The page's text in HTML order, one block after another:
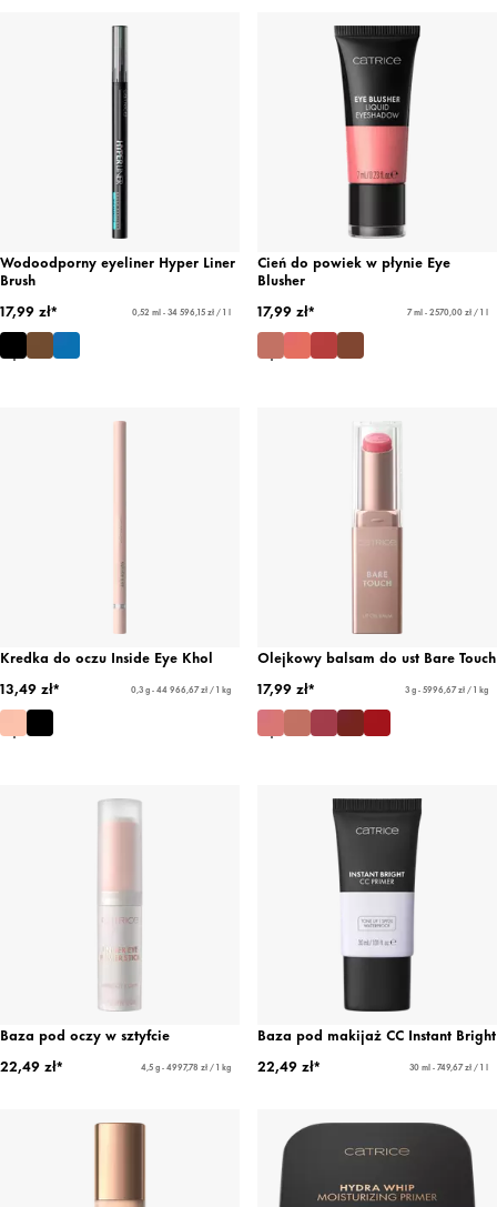
Wodoodporny eyeliner Hyper Liner
Brush
17,99 zł*
0,52 ml - 34 596,15 zł / 1 l
Cień do powiek w płynie Eye
Blusher
17,99 zł*
7 ml - 2570,00 zł / 1 l
Kredka do oczu Inside Eye Khol
13,49 zł*
0,3 g - 44 966,67 zł / 1 kg
Olejkowy balsam do ust Bare Touch
17,99 zł*
3 g - 5996,67 zł / 1 kg
Baza pod oczy w sztyfcie
22,49 zł*
4,5 g - 4997,78 zł / 1 kg
Baza pod makijaż CC Instant Bright
22,49 zł*
30 ml - 749,67 zł / 1 l